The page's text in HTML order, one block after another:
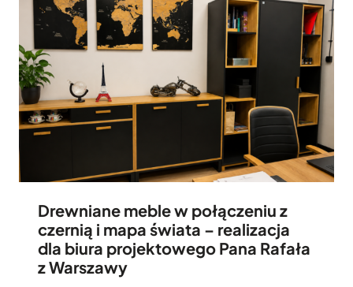
Drewniane meble w połączeniu z
czernią i mapa świata – realizacja
dla biura projektowego Pana Rafała
z Warszawy